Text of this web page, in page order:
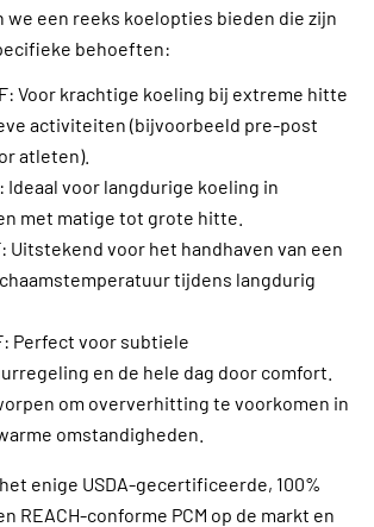
we een reeks koelopties bieden die zijn
behoeften:
Voor krachtige koeling bij extreme hitte
activiteiten (bijvoorbeeld pre-post
atleten).
Ideaal voor langdurige koeling in
met matige tot grote hitte.
Uitstekend voor het handhaven van een
tijdens langdurig
Perfect voor subtiele
en de hele dag door comfort.
om oververhitting te voorkomen in
omstandigheden.
het enige USDA-gecertificeerde, 100%
REACH-conforme PCM op de markt en